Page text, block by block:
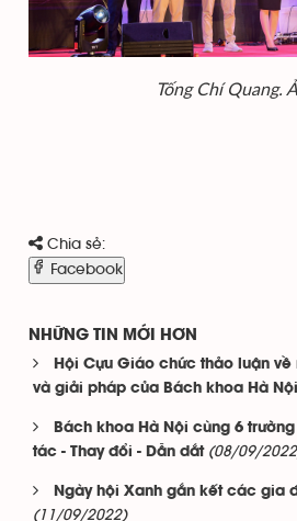
Tống Chí Quang.
Chia sẻ:
Facebook
NHỮNG TIN MỚI HƠN
Hội Cựu Giáo chức thảo luận về
và giải pháp của Bách khoa Hà Nội
Bách khoa Hà Nội cùng 6
tác - Thay đổi - Dẫn dắt (08/09/
Ngày hội Xanh gắn kết các gia
(11/09/2022)